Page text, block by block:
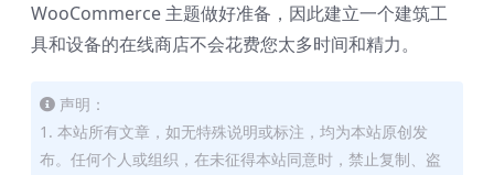
WooCommerce 主题做好准备，因此建立一个建筑工
具和设备的在线商店不会花费您太多时间和精力。
声明：
1. 本站所有文章，如无特殊说明或标注，均为本站原创发
布。任何个人或组织，在未征得本站同意时，禁止复制、盗